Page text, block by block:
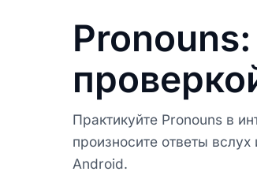
Pronouns:
Практикуйте Pronouns в
произносите ответы
Android.